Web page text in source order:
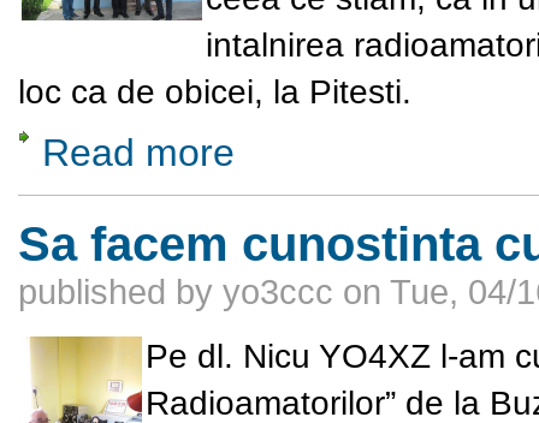
intalnirea
loc ca de obicei, la Pitesti.
Read more
Sa facem cunostinta
published by yo3ccc on Tue, 04/
Pe dl. Nicu YO4XZ l-am
Radioamatorilor” de la